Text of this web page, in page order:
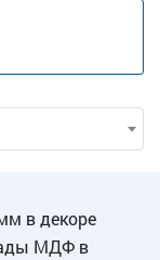
в декоре
МДФ в